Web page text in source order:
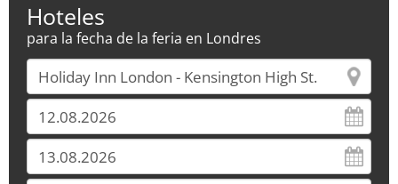
Hoteles
para la fecha de la feria en Londres